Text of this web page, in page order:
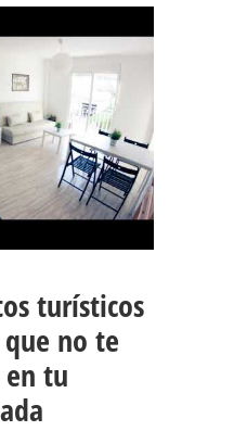
turísticos
no te
tu